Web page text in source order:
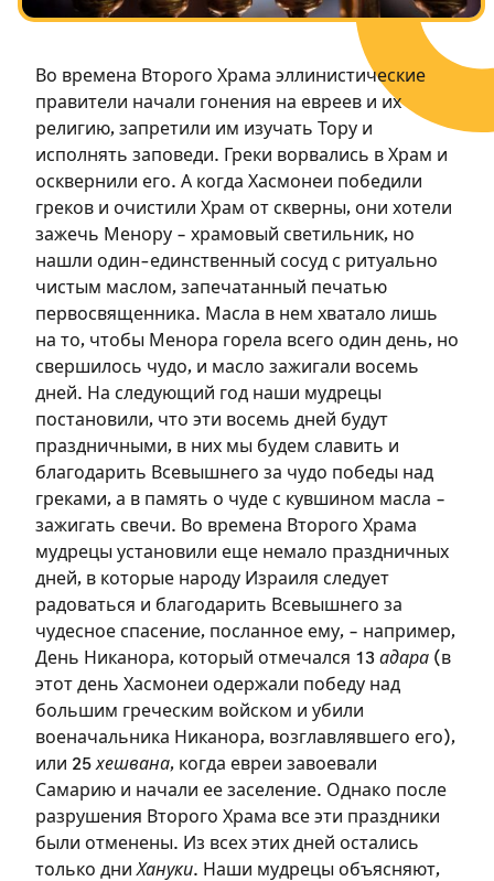
Посты в память о разрушенном Храме
Пурим
Во времена Второго Храма эллинистические
правители начали гонения на евреев и их
религию, запретили им изучать Тору и
исполнять заповеди. Греки ворвались в Храм и
осквернили его. А когда Хасмонеи победили
греков и очистили Храм от скверны, они хотели
зажечь Менору – храмовый светильник, но
нашли один-единственный сосуд с ритуально
чистым маслом, запечатанный печатью
первосвященника. Масла в нем хватало лишь
на то, чтобы Менора горела всего один день, но
свершилось чудо, и масло зажигали восемь
дней. На следующий год наши мудрецы
постановили, что эти восемь дней будут
праздничными, в них мы будем славить и
благодарить Всевышнего за чудо победы над
греками, а в память о чуде с кувшином масла –
зажигать свечи. Во времена Второго Храма
мудрецы установили еще немало праздничных
дней, в которые народу Израиля следует
радоваться и благодарить Всевышнего за
чудесное спасение, посланное ему, – например,
День Никанора, который отмечался 13 адара (в
этот день Хасмонеи одержали победу над
большим греческим войском и убили
военачальника Никанора, возглавлявшего его),
или 25хешвана, когда евреи завоевали
Самарию и начали ее заселение. Однако после
разрушения Второго Храма все эти праздники
были отменены. Из всех этих дней остались
только дниХануки. Наши мудрецы объясняют,
Зарегистрироваться
на сайте
Чтобы делать пометки на сайте,
необходимо зарегистрироваться.